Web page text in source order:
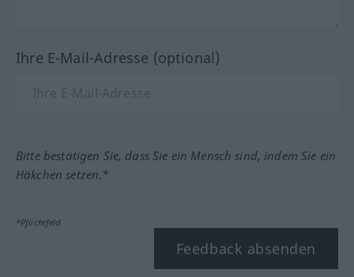
Ihre E-Mail-Adresse (optional)
Bitte bestätigen Sie, dass Sie ein Mensch sind, indem Sie ein
Häkchen setzen.*
*Pflichtfeld
Feedback absenden